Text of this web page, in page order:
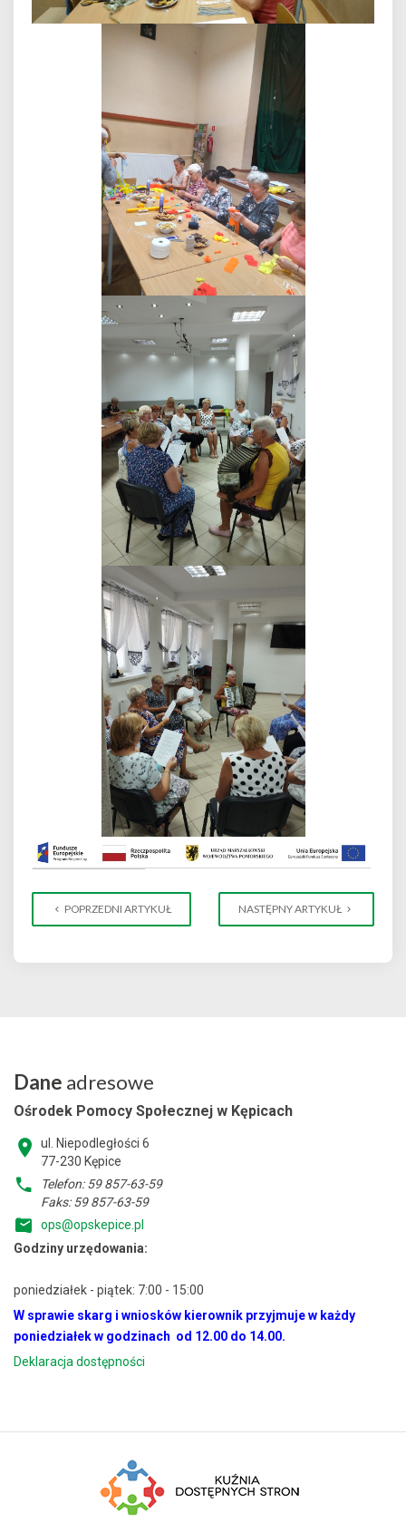
POPRZEDNI ARTYKUŁ NASTĘPNY ARTYKUŁ
Dane adresowe
Ośrodek Pomocy Społecznej w Kępicach
ul. Niepodległości 6
77-230 Kępice
Telefon: 59 857-63-59
Faks: 59 857-63-59
ops@opskepice.pl
Godziny urzędowania:
poniedziałek - piątek: 7:00 - 15:00
W sprawie skarg i wniosków kierownik przyjmuje w każdy
poniedziałek w godzinach od 12.00 do 14.00.
Deklaracja dostępności